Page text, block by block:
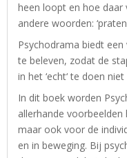
heen loopt en hoe daar
andere woorden:
Psychodrama biedt
te beleven, zodat de
in het ‘echt‘ te doen
In dit boek worden
allerhande
maar ook voor de
en in beweging. Bij